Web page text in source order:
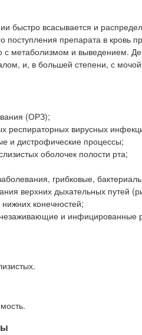
быстро всасывается и
поступления препарата в
метаболизмом и выведением.
и, в большей степени, с
(ОРЗ);
респираторных вирусных
и дистрофические процессы;
оболочек полости рта;
грибковые,
верхних дыхательных путей
конечностей;
и инфицированные